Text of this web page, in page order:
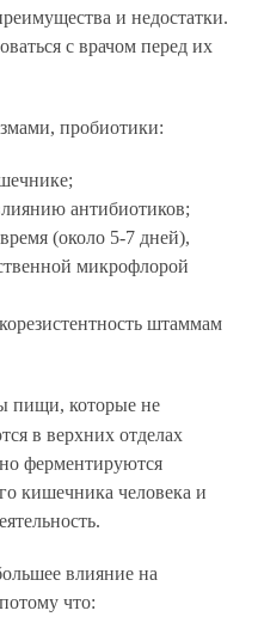
и недостатки.
с врачом перед их
пробиотики:
антибиотиков;
(около 5-7 дней),
микрофлорой
штаммам
пищи, которые не
в верхних отделах
ферментируются
кишечника человека и
влияние на
что: